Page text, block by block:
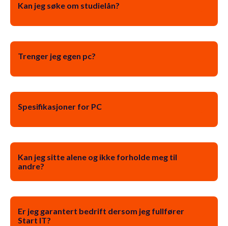
Kan jeg søke om studielån?
Trenger jeg egen pc?
Spesifikasjoner for PC
Kan jeg sitte alene og ikke forholde meg til
andre?
Er jeg garantert bedrift dersom jeg fullfører
Start IT?